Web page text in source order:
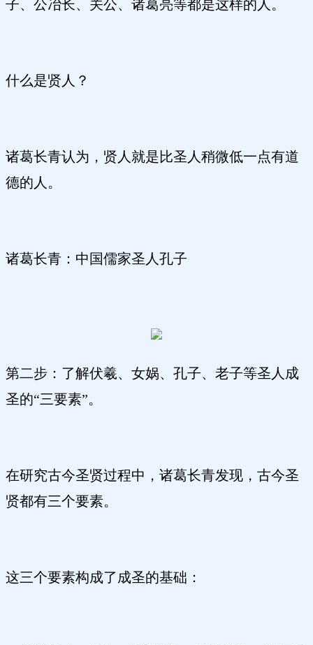
子、公冶长、关公、诸葛亮等都是这样的人。
什么是贤人？
诸葛长青认为，贤人就是比圣人稍微低一点有道
德的人。
诸葛长青：中国儒家圣人孔子
第二步：了解伏羲、女娲、孔子、老子等圣人成
圣的“三要素”。
在研究古今圣贤过程中，诸葛长青发现，古今圣
贤都有三个要素。
这三个要素构成了成圣的基础：